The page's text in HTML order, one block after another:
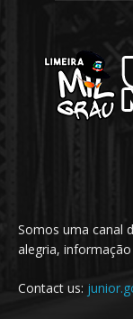
Somos uma canal
alegria,
Contact us: